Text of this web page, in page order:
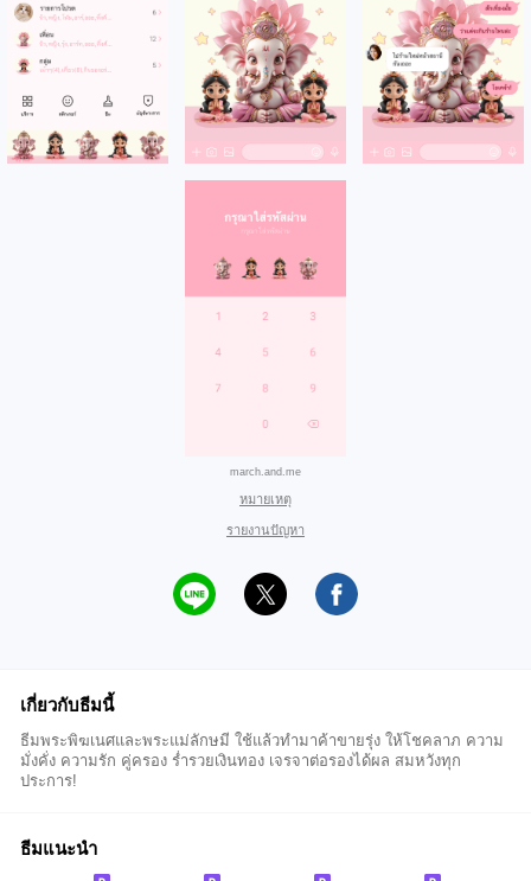
march.and.me
หมายเหตุ
รายงานปัญหา
เกี่ยวกับธีมนี้
ธีมพระพิฆเนศและพระแม่ลักษมี ใช้แล้วทำมาค้าขายรุ่ง ให้โชคลาภ ความ
มั่งคั่ง ความรัก คู่ครอง ร่ำรวยเงินทอง เจรจาต่อรองได้ผล สมหวังทุก
ประการ!
ธีมแนะนำ